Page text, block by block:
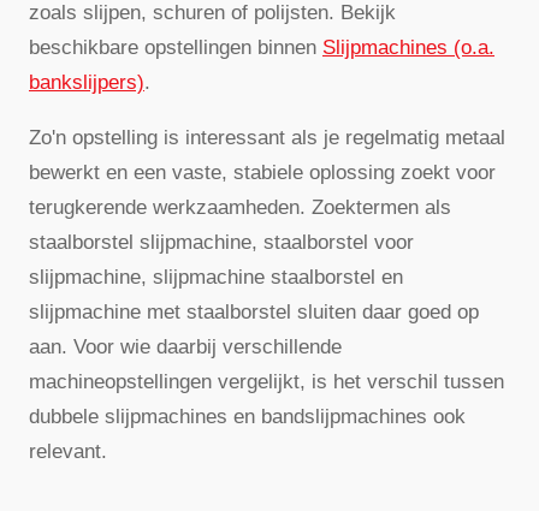
zoals slijpen, schuren of polijsten. Bekijk
beschikbare opstellingen binnen Slijpmachines (o.a.
bankslijpers).
Zo'n opstelling is interessant als je regelmatig metaal
bewerkt en een vaste, stabiele oplossing zoekt voor
terugkerende werkzaamheden. Zoektermen als
staalborstel slijpmachine, staalborstel voor
slijpmachine, slijpmachine staalborstel en
slijpmachine met staalborstel sluiten daar goed op
aan. Voor wie daarbij verschillende
machineopstellingen vergelijkt, is het verschil tussen
dubbele slijpmachines en bandslijpmachines ook
relevant.